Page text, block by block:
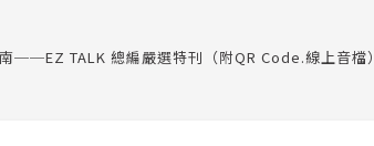
──EZ TALK 總編嚴選特刊（附QR Code.線上音檔）